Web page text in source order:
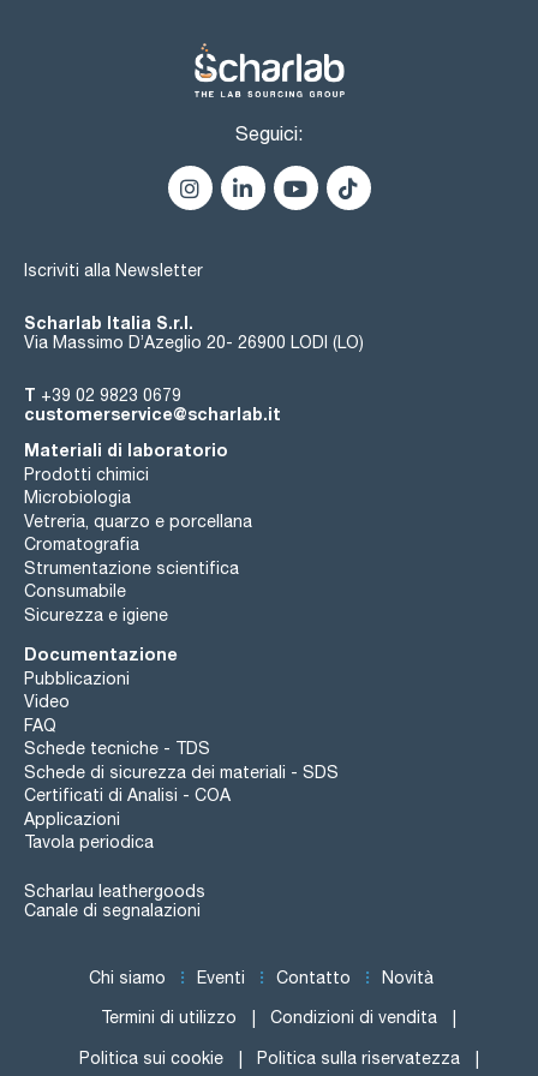
Seguici:
Iscriviti alla Newsletter
Scharlab Italia S.r.l.
Via Massimo D’Azeglio 20- 26900 LODI (LO)
T +39 02 9823 0679
customerservice@scharlab.it
Materiali di laboratorio
Prodotti chimici
Microbiologia
Vetreria, quarzo e porcellana
Cromatografia
Strumentazione scientifica
Consumabile
Sicurezza e igiene
Documentazione
Pubblicazioni
Video
FAQ
Schede tecniche - TDS
Schede di sicurezza dei materiali - SDS
Certificati di Analisi - COA
Applicazioni
Tavola periodica
Scharlau leathergoods
Canale di segnalazioni
Chi siamo Eventi Contatto Novità
Termini di utilizzo Condizioni di vendita
Politica sui cookie Politica sulla riservatezza